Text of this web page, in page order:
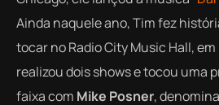
Ainda naquele ano, Tim fez
tocar no Radio City Music Hall, em
realizou dois shows e tocou uma
faixa com Mike Posner,